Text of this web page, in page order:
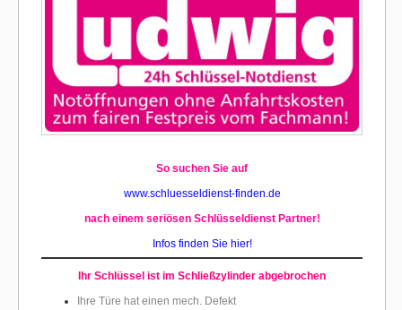
So suchen Sie auf
www.schluesseldienst-finden.de
nach einem seriösen Schlüsseldienst Partner!
Infos finden Sie hier!
Ihr Schlüssel ist im Schließzylinder abgebrochen
Ihre Türe hat einen mech. Defekt